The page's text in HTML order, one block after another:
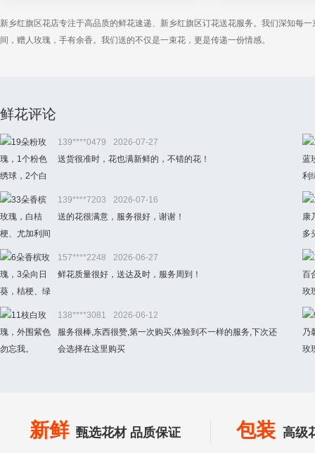
新乡红旗区花店专注于高品质的鲜花速递、新乡红旗区订花送花服务。我们深知每
间，赠人玫瑰，手有余香。我们送的不仅是一束花，更是传递一份情感。
鲜花评论
139****0479
2026-07-27
送货很准时，花也满新鲜的，不错的花！
139****7203
2026-07-16
送的花很满意，服务很好，谢谢！
157****2248
2026-06-27
鲜花质量很好，送达及时，服务周到！
138****3081
2026-06-12
服务很棒,东西很赞,第一次购买,体验到不一样的服务,下次还
会选择在这里购买
新鲜 甄选花材 品质保证 包装 高级